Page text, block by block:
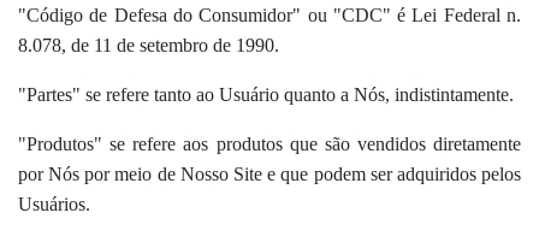
"Código de Defesa do Consumidor" ou "CDC" é Lei Federal n.
8.078, de 11 de setembro de 1990.
"Partes" se refere tanto ao Usuário quanto a Nós, indistintamente.
"Produtos" se refere aos produtos que são vendidos diretamente
por Nós por meio de Nosso Site e que podem ser adquiridos pelos
Usuários.